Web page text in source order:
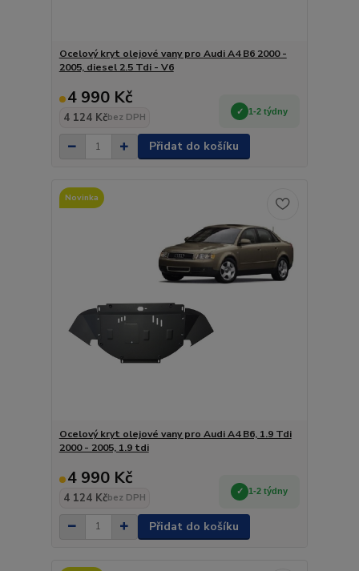
Ocelový kryt olejové vany pro Audi A4 B6 2000 -
2005, diesel 2.5 Tdi - V6
4 990 Kč
4 124 Kčbez DPH
1-2 týdny
Přidat do košíku
Novinka
Ocelový kryt olejové vany pro Audi A4 B6, 1.9 Tdi
2000 - 2005, 1.9 tdi
4 990 Kč
4 124 Kčbez DPH
1-2 týdny
Přidat do košíku